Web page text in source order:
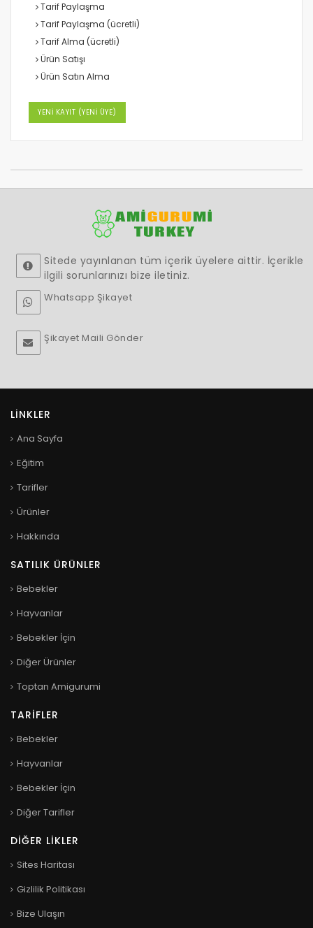
Tarif Paylaşma
Tarif Paylaşma (ücretli)
Tarif Alma (ücretli)
Ürün Satışı
Ürün Satın Alma
YENİ KAYIT (YENİ ÜYE)
Sitede yayınlanan tüm içerik üyelere aittir. İçerikle
ilgili sorunlarınızı bize iletiniz.
Whatsapp Şikayet
Şikayet Maili Gönder
LINKLER
Ana Sayfa
Eğitim
Tarifler
Ürünler
Hakkında
SATILIK ÜRÜNLER
Bebekler
Hayvanlar
Bebekler İçin
Diğer Ürünler
Toptan Amigurumi
TARIFLER
Bebekler
Hayvanlar
Bebekler İçin
Diğer Tarifler
DIĞER LIKLER
Sites Haritası
Gizlilik Politikası
Bize Ulaşın